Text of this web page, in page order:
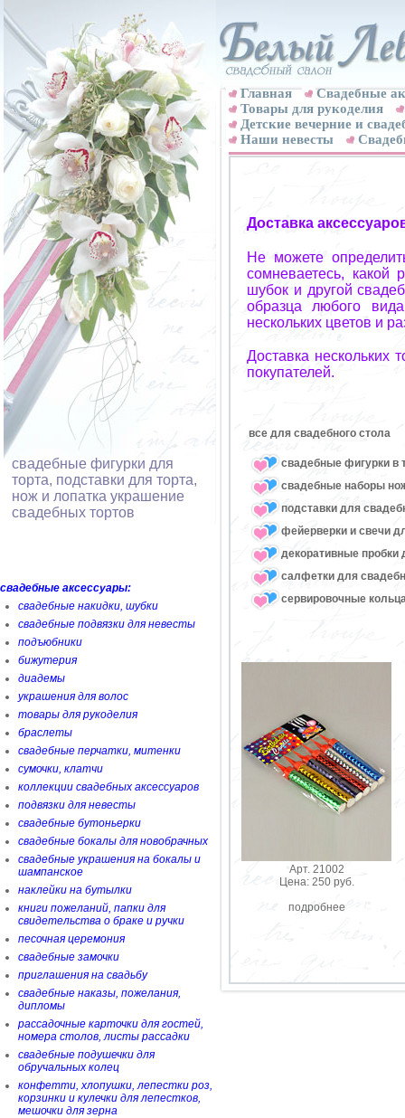
свадебные фигурки для
торта, подставки для торта,
нож и лопатка украшение
свадебных тортов
свадебные аксессуары:
свадебные накидки, шубки
свадебные подвязки для невесты
подъюбники
бижутерия
диадемы
украшения для волос
товары для рукоделия
браслеты
свадебные перчатки, митенки
сумочки, клатчи
коллекции свадебных аксессуаров
подвязки для невесты
свадебные бутоньерки
свадебные бокалы для новобрачных
свадебные украшения на бокалы и
шампанское
наклейки на бутылки
книги пожеланий, папки для
свидетельства о браке и ручки
песочная церемония
свадебные замочки
приглашения на свадьбу
свадебные наказы, пожелания,
дипломы
рассадочные карточки для гостей,
номера столов, листы рассадки
свадебные подушечки для
обручальных колец
конфетти, хлопушки, лепестки роз,
корзинки и кулечки для лепестков,
мешочки для зерна
Главная
Свадебные
Товары для рукоделия
Детские вечерние и
Наши невесты
Доставка
Не можете
сомневаетесь, какой
шубок и другой
образца любого
нескольких цветов и
Доставка нескольких
покупателей.
все для свадебного стола
свадебные фигурки в
свадебные наборы
подставки для
фейерверки и свечи
декоративные пробки
салфетки для
сервировочные
Арт. 21002
Цена: 250 руб.
подробнее